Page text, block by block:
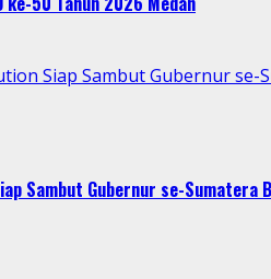
Siap Sambut Gubernur se-
Sambut Gubernur se-Sumatera